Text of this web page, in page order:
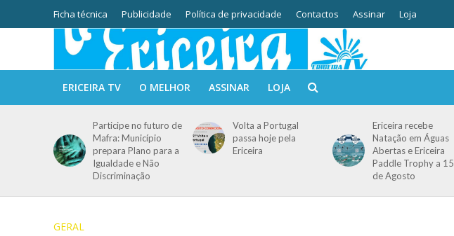
Ficha técnica Publicidade Política de privacidade Contactos Assinar Loja
ERICEIRA TV O MELHOR ASSINAR LOJA
Participe no futuro de
Mafra: Município
prepara Plano para a
Igualdade e Não
Discriminação
Volta a Portugal
passa hoje pela
Ericeira
Ericeira recebe
Natação em Águas
Abertas e Ericeira
Paddle Trophy a 15
de Agosto
GERAL